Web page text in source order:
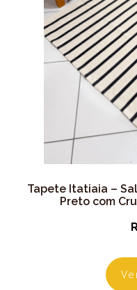
Tapete Itatiaia –
Preto com